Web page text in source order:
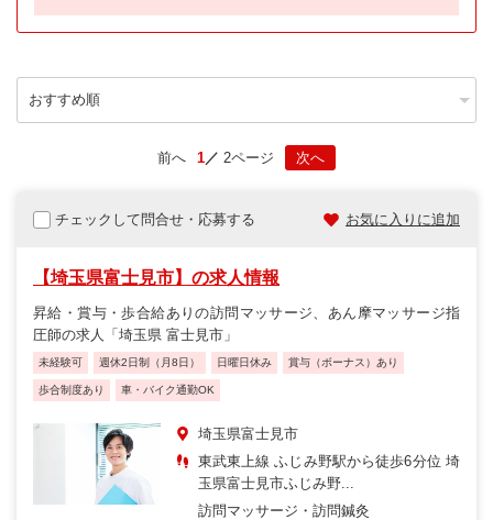
前へ 1 2ページ 次へ
チェックして問合せ・応募する お気に入りに追加
【埼玉県富士見市】の求人情報
昇給・賞与・歩合給ありの訪問マッサージ、あん摩マッサージ指
圧師の求人「埼玉県 富士見市」
未経験可 週休2日制（月8日） 日曜日休み 賞与（ボーナス）あり
歩合制度あり 車・バイク通勤OK
埼玉県富士見市
東武東上線 ふじみ野駅から徒歩6分位 埼
玉県富士見市ふじみ野...
訪問マッサージ・訪問鍼灸